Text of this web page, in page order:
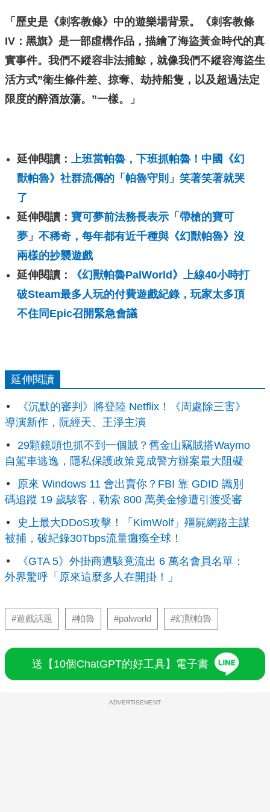
「歷史是《刺客教條》中的遊樂場背景。《刺客教條
IV：黑旗》是一部虛構作品，描繪了海盜黃金時代的真
實事件。我們不縱容非法捕鯨，就像我們不縱容海盜生
活方式”衛生條件差、掠奪、劫持船隻，以及超過法定
限度的醉酒放蕩。”一樣。」
延伸閱讀：
上班當帕魯，下班抓帕魯！中國《幻
獸帕魯》社群流傳的「帕魯守則」笑著笑著就哭
了
延伸閱讀： 寶可夢前法務長表示「帶槍的寶可
夢」不稀奇，每年都有近千種與《幻獸帕魯》沒
兩樣的抄襲遊戲
延伸閱讀：
《幻獸帕魯PalWorld》上線40小時打
破Steam最多人玩的付費遊戲紀錄，玩家太多頂
不住同Epic召開緊急會議
延伸閱讀
《沉默的審判》將登陸 Netflix！《周處除三害》
導演新作，阮經天、王淨主演
29顆鏡頭也抓不到一個賊？舊金山竊賊搭Waymo
自駕車逃逸，隱私保護政策竟成警方辦案最大阻礙
原來 Windows 11 會出賣你？FBI 靠 GDID 識別
碼追蹤 19 歲駭客，勒索 800 萬美金慘遭引渡受審
史上最大DDoS攻擊！「KimWolf」殭屍網路主謀
被捕，破紀錄30Tbps流量癱瘓全球！
《GTA 5》外掛商遭駭竟流出 6 萬名會員名單：
外界驚呼「原來這麼多人在開掛！」
#遊戲話題 #帕魯 #palworld #幻獸帕魯
送【10個ChatGPT的好工具】電子書
ADVERTISEMENT